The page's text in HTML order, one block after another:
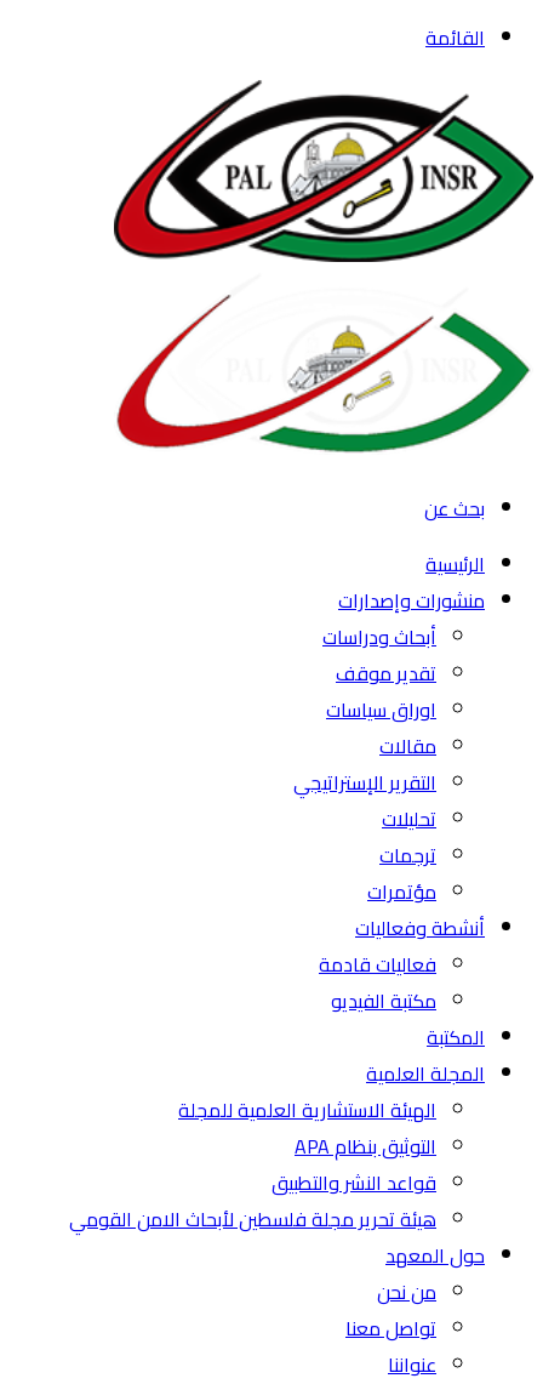
القائمة
بحث عن
الرئيسية
منشورات وإصدارات
أبحاث ودراسات
تقدير موقف
اوراق سياسات
مقالات
التقرير الإستراتيجي
تحليلات
ترجمات
مؤتمرات
أنشطة وفعاليات
فعاليات قادمة
مكتبة الفيديو
المكتبة
المجلة العلمية
الهيئة الاستشارية العلمية للمجلة
التوثيق بنظام APA
قواعد النشر والتطبيق
هيئة تحرير مجلة فلسطين لأبحاث الامن القومي
حول المعهد
من نحن
تواصل معنا
عنواننا